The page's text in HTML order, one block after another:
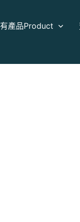
產品Product